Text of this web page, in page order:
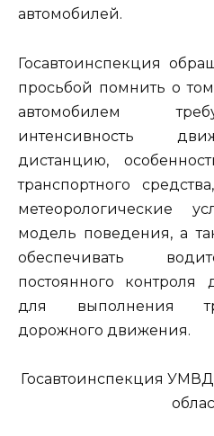
автомобилей.
Госавтоинспекция
просьбой помнить о
автомобилем
интенсивность
дистанцию,
транспортного
метеорологические
модель поведения, а
обеспечивать
постоянного контроля
для выполнения
дорожного движения.
Госавтоинспекция